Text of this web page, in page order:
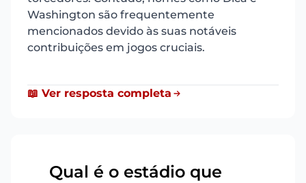
Washington são frequentemente
mencionados devido às suas notáveis
contribuições em jogos cruciais.
📖 Ver resposta completa
Qual é o estádio que